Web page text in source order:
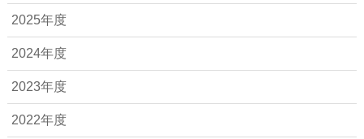
2025年度
2024年度
2023年度
2022年度